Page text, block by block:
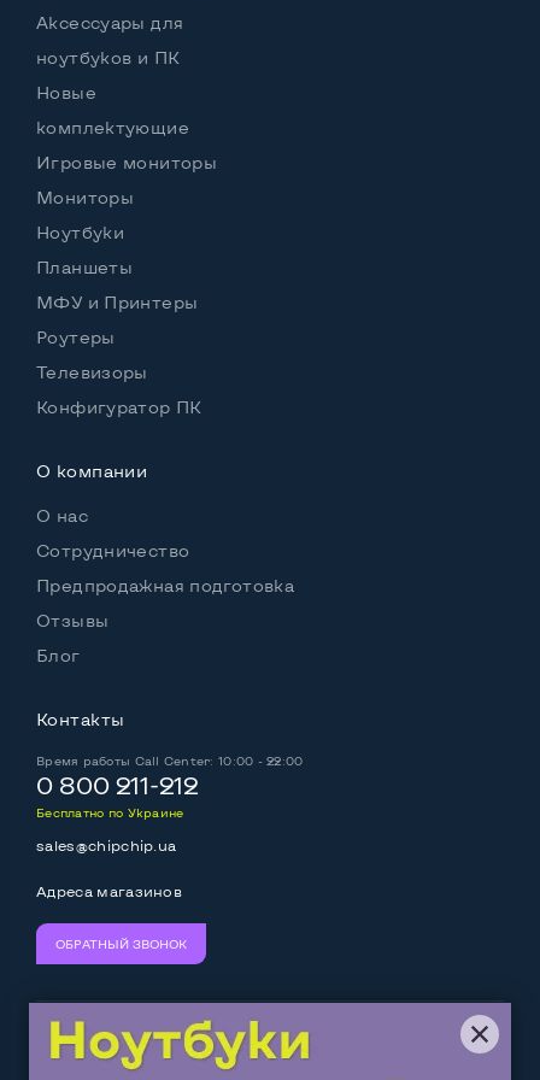
Аксессуары для
ноутбуков и ПК
Новые
комплектующие
Игровые мониторы
Мониторы
Ноутбуки
Планшеты
МФУ и Принтеры
Роутеры
Телевизоры
Конфигуратор ПК
О компании
О нас
Сотрудничество
Предпродажная подготовка
Отзывы
Блог
Контакты
Время работы Call Center: 10:00 - 22:00
0 800 211-212
Бесплатно по Украине
sales@chipchip.ua
Адреса магазинов
ОБРАТНЫЙ ЗВОНОК
Мы принимаем: Следите за нами: